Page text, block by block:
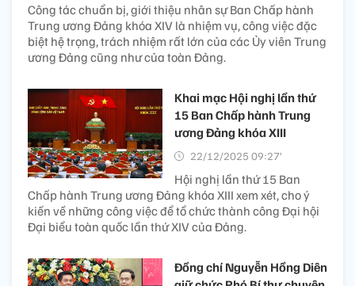
Công tác chuẩn bị, giới thiệu nhân sự Ban Chấp hành
Trung ương Đảng khóa XIV là nhiệm vụ, công việc đặc
biệt hệ trọng, trách nhiệm rất lớn của các Ủy viên Trung
ương Đảng cũng như của toàn Đảng.
Khai mạc Hội nghị lần thứ
15 Ban Chấp hành Trung
ương Đảng khóa XIII
22/12/2025 09:27’
Hội nghị lần thứ 15 Ban
Chấp hành Trung ương Đảng khóa XIII xem xét, cho ý
kiến về những công việc để tổ chức thành công Đại hội
Đại biểu toàn quốc lần thứ XIV của Đảng.
Đồng chí Nguyễn Hồng Diên